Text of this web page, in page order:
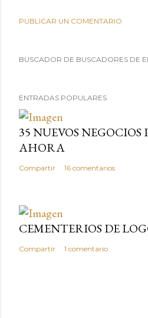
PUBLICAR UN COMENTARIO
BUSCADOR DE BUSCADORES DE
ENTRADAS POPULARES
35 NUEVOS
AHORA
Compartir 16 comentarios
CEMENTERIOS DE
Compartir 1 comentario